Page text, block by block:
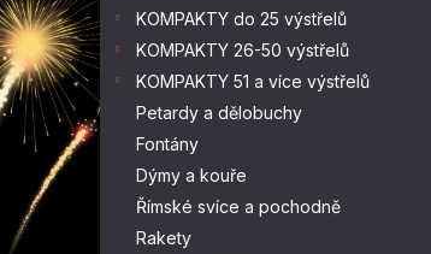
n
n
p
KOMPAKTY do 25 výstřelů
KOMPAKTY 26-50 výstřelů
KOMPAKTY 51 a více výstřelů
Petardy a dělobuchy
Fontány
Dýmy a kouře
Římské svíce a pochodně
Rakety